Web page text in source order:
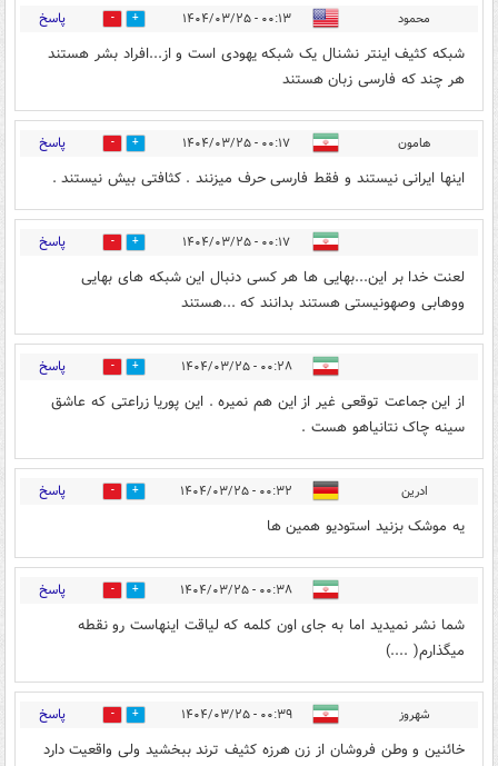
محمود ۰۰:۱۳ - ۱۴۰۴/۰۳/۲۵ 14 پاسخ
شبکه کثیف اینتر نشنال یک شبکه یهودی است و از...افراد بشر هستند
هر چند که فارسی زبان هستند
هامون ۰۰:۱۷ - ۱۴۰۴/۰۳/۲۵ 19 پاسخ
اینها ایرانی نیستند و فقط فارسی حرف میزنند . کثافتی بیش نیستند .
۰۰:۱۷ - ۱۴۰۴/۰۳/۲۵ 10 پاسخ
لعنت خدا بر این...بهایی ها هر کسی دنبال این شبکه های بهایی
ووهابی وصهونیستی هستند بدانند که ...هستند
۰۰:۲۸ - ۱۴۰۴/۰۳/۲۵ 12 پاسخ
از این جماعت توقعی غیر از این هم نمیره . این پوریا زراعتی که عاشق
سینه چاک نتانیاهو هست .
ادرین ۰۰:۳۲ - ۱۴۰۴/۰۳/۲۵ 12 پاسخ
یه موشک بزنید استودیو همین ها
۰۰:۳۸ - ۱۴۰۴/۰۳/۲۵ 8 پاسخ
شما نشر نمیدید اما به جای اون کلمه که لیاقت اینهاست رو نقطه
میگذارم( ....)
شهروز ۰۰:۳۹ - ۱۴۰۴/۰۳/۲۵ 9 پاسخ
خائنین و وطن فروشان از زن هرزه کثیف ترند ببخشید ولی واقعیت دارد